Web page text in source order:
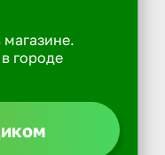
магазине.
городе